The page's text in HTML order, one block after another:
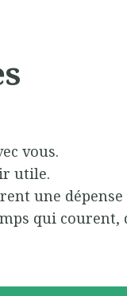
vous.
utile.
une dépense
qui courent,